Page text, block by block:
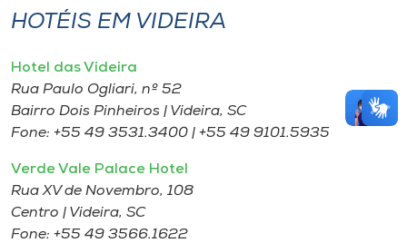
HOTÉIS EM VIDEIRA
Hotel das Videira
Rua Paulo Ogliari, nº 52
Bairro Dois Pinheiros | Videira, SC
Fone: +55 49 3531.3400 | +55 49 9101.5935
Verde Vale Palace Hotel
Rua XV de Novembro, 108
Centro | Videira, SC
Fone: +55 49 3566.1622